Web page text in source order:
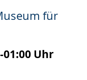
für
01:00 Uhr